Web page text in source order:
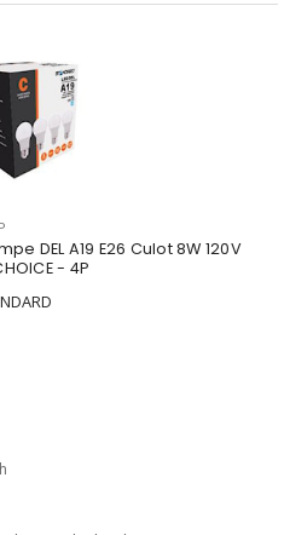
DEL A19 E26 Culot 8W 120V
- 4P